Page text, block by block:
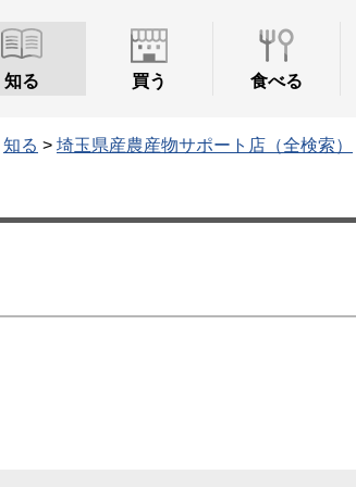
知る 買う 食べる
知る > 埼玉県産農産物サポート店（全検索）